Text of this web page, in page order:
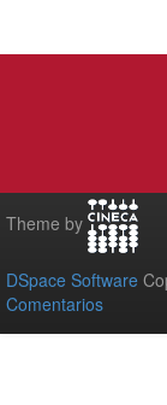
Theme by
DSpace Software
Comentarios